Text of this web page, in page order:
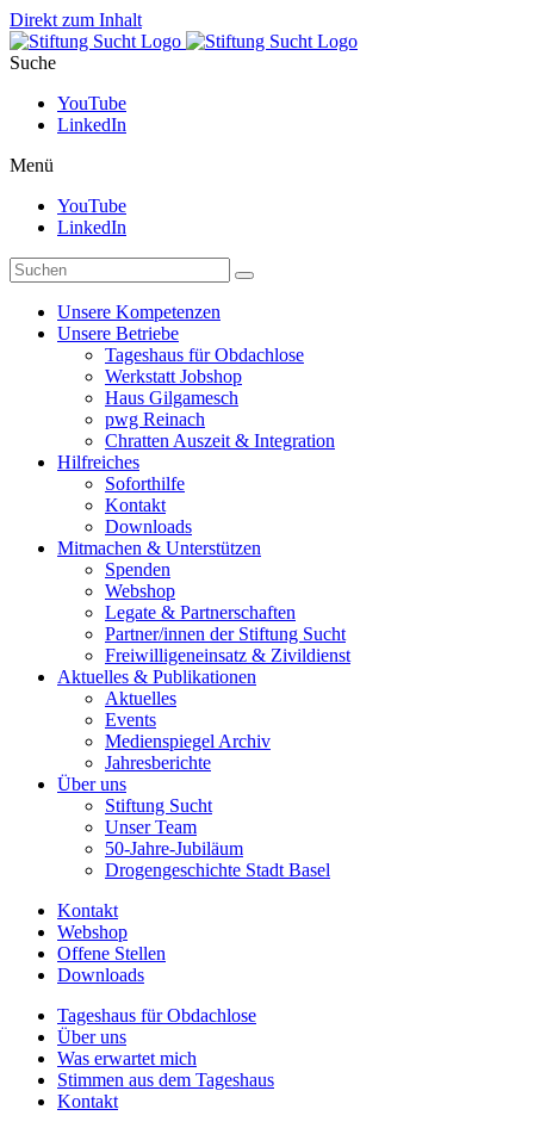
Direkt zum Inhalt
Suche
YouTube
LinkedIn
Menü
YouTube
LinkedIn
Unsere Kompetenzen
Unsere Betriebe
Tageshaus für Obdachlose
Werkstatt Jobshop
Haus Gilgamesch
pwg Reinach
Chratten Auszeit & Integration
Hilfreiches
Soforthilfe
Kontakt
Downloads
Mitmachen & Unterstützen
Spenden
Webshop
Legate & Partnerschaften
Partner/innen der Stiftung Sucht
Freiwilligeneinsatz & Zivildienst
Aktuelles & Publikationen
Aktuelles
Events
Medienspiegel Archiv
Jahresberichte
Über uns
Stiftung Sucht
Unser Team
50-Jahre-Jubiläum
Drogengeschichte Stadt Basel
Kontakt
Webshop
Offene Stellen
Downloads
Tageshaus für Obdachlose
Über uns
Was erwartet mich
Stimmen aus dem Tageshaus
Kontakt